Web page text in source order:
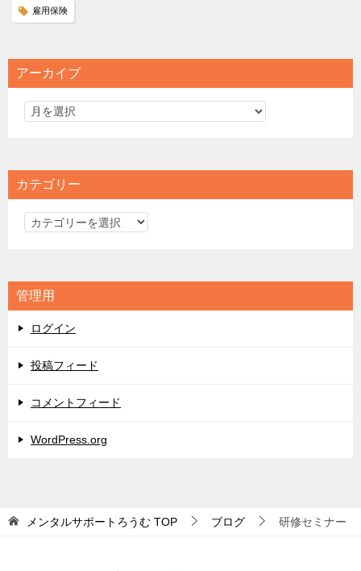
雇用保険
アーカイブ
カテゴリー
カ
リ
ー
管理用
ログイン
投稿フィード
コメントフィード
WordPress.org
メンタルサポートろうむ TOP ブログ 研修セミナー